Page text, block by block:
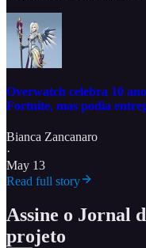
Overwatch celebra 10
Fortnite, mas podia
Bianca Zancanaro
·
May 13
Read full story
Assine o Jornal
projeto